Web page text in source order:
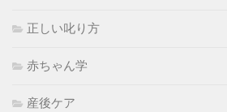
正しい叱り方
赤ちゃん学
産後ケア